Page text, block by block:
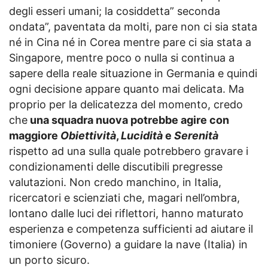
degli esseri umani; la cosiddetta” seconda
ondata”, paventata da molti, pare non ci sia stata
né in Cina né in Corea mentre pare ci sia stata a
Singapore, mentre poco o nulla si continua a
sapere della reale situazione in Germania e quindi
ogni decisione appare quanto mai delicata. Ma
proprio per la delicatezza del momento, credo
che una squadra nuova potrebbe agire con
maggiore Obiettività,Luciditàe Serenità
rispetto ad una sulla quale potrebbero gravare i
condizionamenti delle discutibili pregresse
valutazioni. Non credo manchino, in Italia,
ricercatori e scienziati che, magari nell’ombra,
lontano dalle luci dei riflettori, hanno maturato
esperienza e competenza sufficienti ad aiutare il
timoniere (Governo) a guidare la nave (Italia) in
un porto sicuro.